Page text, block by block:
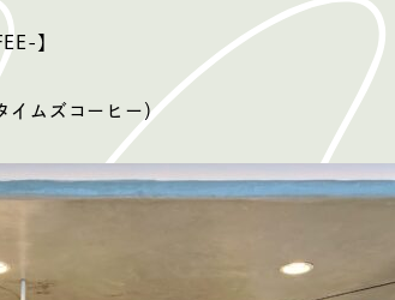
】
イムズコーヒー）